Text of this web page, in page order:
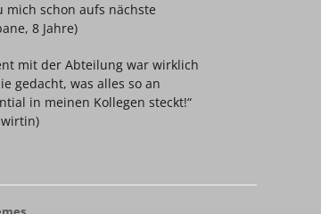
mich schon aufs nächste
8 Jahre)
mit der Abteilung war wirklich
gedacht, was alles so an
in meinen Kollegen steckt!“